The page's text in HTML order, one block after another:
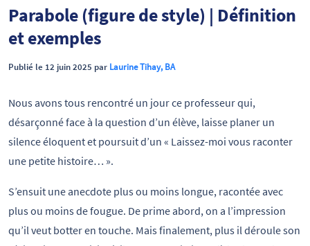
Parabole (figure de style) | Définition
et exemples
Publié le 12 juin 2025 par Laurine Tihay, BA
Nous avons tous rencontré un jour ce professeur qui,
désarçonné face à la question d’un élève, laisse planer un
silence éloquent et poursuit d’un « Laissez-moi vous raconter
une petite histoire… ».
S’ensuit une anecdote plus ou moins longue, racontée avec
plus ou moins de fougue. De prime abord, on a l’impression
qu’il veut botter en touche. Mais finalement, plus il déroule son